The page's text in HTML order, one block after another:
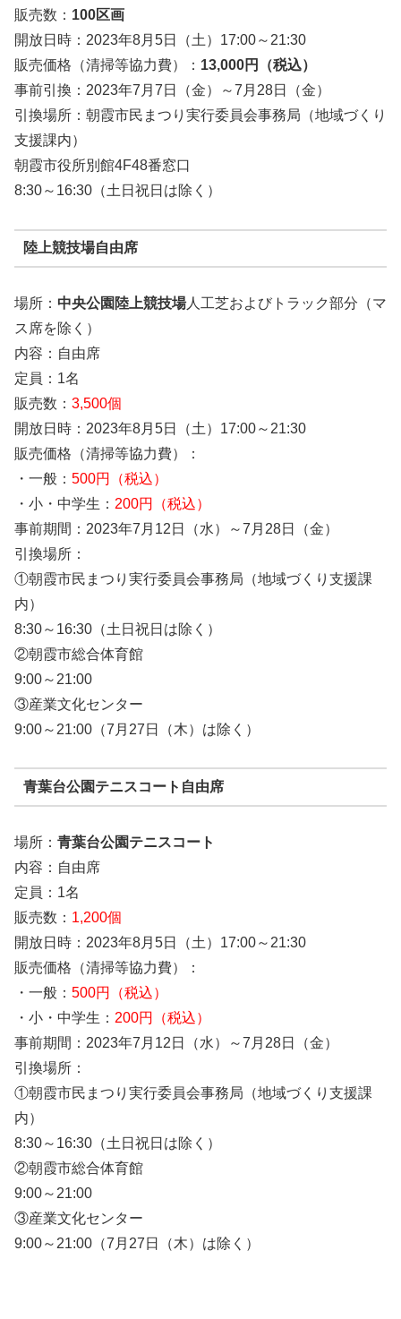
販売数： 100区画
開放日時：2023年8月5日（土）17:00～21:30
販売価格（清掃等協力費）： 13,000円（税込）
事前引換：2023年7月7日（金）～7月28日（金）
引換場所：朝霞市民まつり実行委員会事務局（地域づくり
支援課内）
朝霞市役所別館4F48番窓口
8:30～16:30（土日祝日は除く）
陸上競技場自由席
場所： 中央公園陸上競技場人工芝およびトラック部分（マ
ス席を除く）
内容：自由席
定員：1名
販売数： 3,500個
開放日時：2023年8月5日（土）17:00～21:30
販売価格（清掃等協力費）：
・一般： 500円（税込）
・小・中学生： 200円（税込）
事前期間：2023年7月12日（水）～7月28日（金）
引換場所：
①朝霞市民まつり実行委員会事務局（地域づくり支援課
内）
8:30～16:30（土日祝日は除く）
②朝霞市総合体育館
9:00～21:00
③産業文化センター
9:00～21:00（7月27日（木）は除く）
青葉台公園テニスコート自由席
場所： 青葉台公園テニスコート
内容：自由席
定員：1名
販売数： 1,200個
開放日時：2023年8月5日（土）17:00～21:30
販売価格（清掃等協力費）：
・一般： 500円（税込）
・小・中学生： 200円（税込）
事前期間：2023年7月12日（水）～7月28日（金）
引換場所：
①朝霞市民まつり実行委員会事務局（地域づくり支援課
内）
8:30～16:30（土日祝日は除く）
②朝霞市総合体育館
9:00～21:00
③産業文化センター
9:00～21:00（7月27日（木）は除く）